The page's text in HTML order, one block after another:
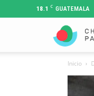
18.1 C GUATEMALA
Inicio